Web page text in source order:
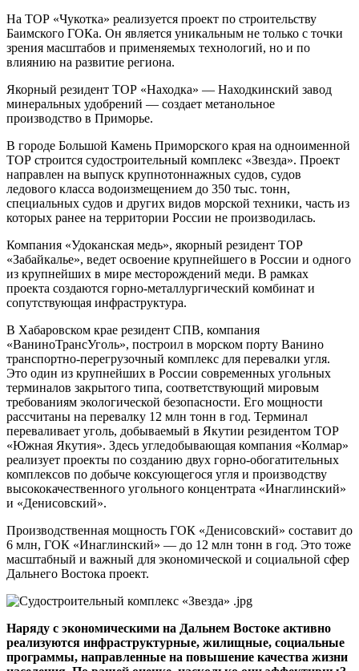
На ТОР «Чукотка» реализуется проект по строительству
Баимского ГОКа. Он является уникальным не только с точки
зрения масштабов и применяемых технологий, но и по
влиянию на развитие региона.
Якорный резидент ТОР «Находка» — Находкинский завод
минеральных удобрений — создает метанольное
производство в Приморье.
В городе Большой Камень Приморского края на одноименной
ТОР строится судостроительный комплекс «Звезда». Проект
направлен на выпуск крупнотоннажных судов, судов
ледового класса водоизмещением до 350 тыс. тонн,
специальных судов и других видов морской техники, часть из
которых ранее на территории России не производилась.
Компания «Удоканская медь», якорный резидент ТОР
«Забайкалье», ведет освоение крупнейшего в России и одного
из крупнейших в мире месторождений меди. В рамках
проекта создаются горно-металлургический комбинат и
сопутствующая инфраструктура.
В Хабаровском крае резидент СПВ, компания
«ВаниноТрансУголь», построил в морском порту Ванино
транспортно-перегрузочный комплекс для перевалки угля.
Это один из крупнейших в России современных угольных
терминалов закрытого типа, соответствующий мировым
требованиям экологической безопасности. Его мощности
рассчитаны на перевалку 12 млн тонн в год. Терминал
переваливает уголь, добываемый в Якутии резидентом ТОР
«Южная Якутия». Здесь угледобывающая компания «Колмар»
реализует проекты по созданию двух горно-обогатительных
комплексов по добыче коксующегося угля и производству
высококачественного угольного концентрата «Инаглинский»
и «Денисовский».
Производственная мощность ГОК «Денисовский» составит до
6 млн, ГОК «Инаглинский» — до 12 млн тонн в год. Это тоже
масштабный и важный для экономической и социальной сфер
Дальнего Востока проект.
Наряду с экономическими на Дальнем Востоке активно
реализуются инфраструктурные, жилищные, социальные
программы, направленные на повышение качества жизни